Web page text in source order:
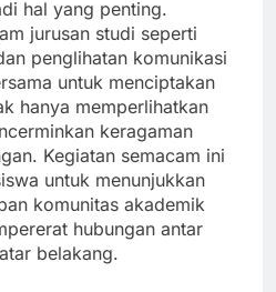
hal yang penting.
jurusan studi seperti
penglihatan komunikasi
untuk menciptakan
hanya memperlihatkan
keragaman
Kegiatan semacam ini
untuk menunjukkan
komunitas akademik
hubungan antar
belakang.